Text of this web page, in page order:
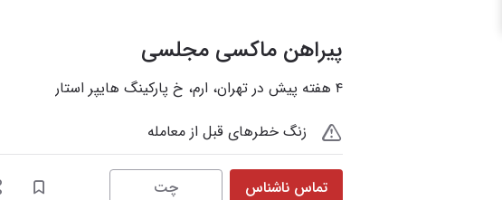
پیراهن ماکسی مجلسی
۴ هفته پیش در تهران، ارم، خ پارکینگ هایپر استار
زنگ خطرهای قبل از معامله
تماس ناشناس چت